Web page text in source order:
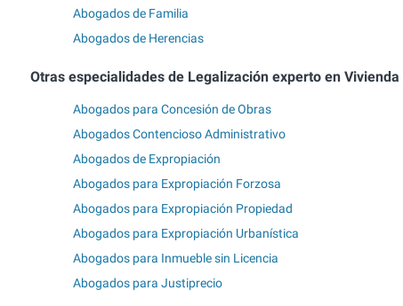
Abogados de Familia
Abogados de Herencias
Otras especialidades de Legalización experto en Vivienda
Abogados para Concesión de Obras
Abogados Contencioso Administrativo
Abogados de Expropiación
Abogados para Expropiación Forzosa
Abogados para Expropiación Propiedad
Abogados para Expropiación Urbanística
Abogados para Inmueble sin Licencia
Abogados para Justiprecio